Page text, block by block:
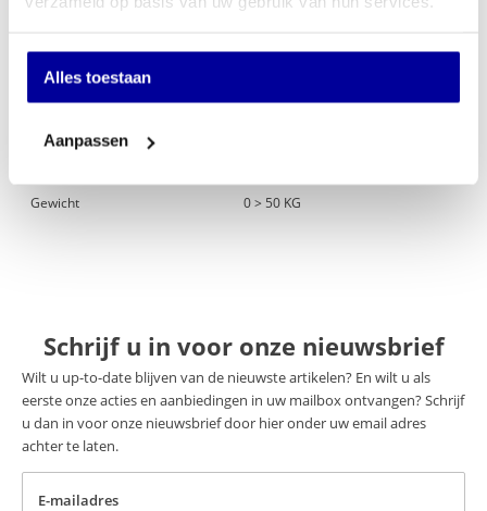
Alles toestaan
Aanpassen
Merk Filex Security
Brandwerendheid
Gewicht 0 > 50 KG
Schrijf u in voor onze nieuwsbrief
Wilt u up-to-date blijven van de nieuwste artikelen? En wilt u als
eerste onze acties en aanbiedingen in uw mailbox ontvangen? Schrijf
u dan in voor onze nieuwsbrief door hier onder uw email adres
achter te laten.
E-mailadres